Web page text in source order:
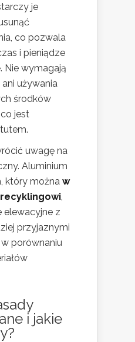
je
co pozwala
i pieniądze
Nie wymagają
ani używania
środków
jest
uwagę na
Aluminium
który można w
elewacyjne z
przyjaznymi
porównaniu
i jakie